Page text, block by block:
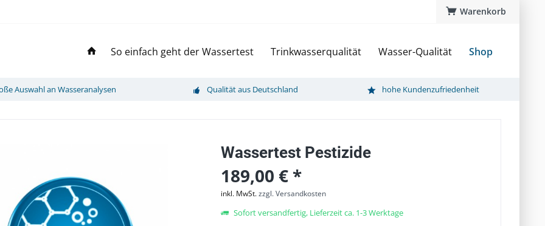
Warenkorb
So einfach geht der Wassertest Trinkwasserqualität Wasser-Qualität Shop
Auswahl an Wasseranalysen Qualität aus Deutschland hohe Kundenzufriedenheit
Wassertest Pestizide
189,00 € *
inkl. MwSt.zzgl. Versandkosten
Sofort versandfertig, Lieferzeit ca. 1-3 Werktage